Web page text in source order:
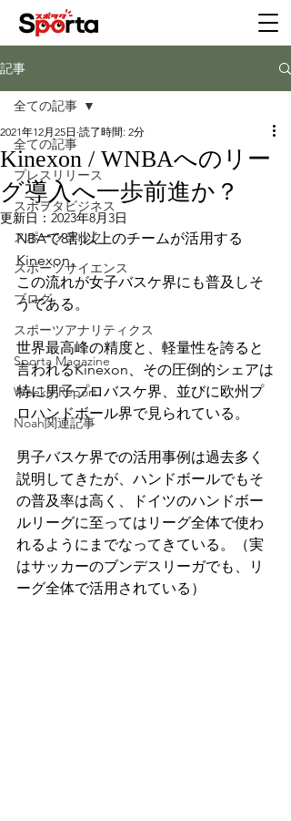
記事
全ての記事
プレスリリース
スポヲタビジネス
スポーツテック
スポーツサイエンス
ブログ
スポーツアナリティクス
Sporta Magazine
Weekly Report
Noah関連記事
全ての記事
Kinexon / WNBAへのリー
グ導入へ一歩前進か？
2021年12月25日 読了時間: 2分
更新日： 2023年8月3日
NBAで8割以上のチームが活用する
Kinexon。
この流れが女子バスケ界にも普及しそ
うである。
世界最高峰の精度と、軽量性を誇ると
言われるKinexon、その圧倒的シェアは
特に男子プロバスケ界、並びに欧州プ
ロハンドボール界で見られている。
男子バスケ界での活用事例は過去多く
説明してきたが、ハンドボールでもそ
の普及率は高く、ドイツのハンドボー
ルリーグに至ってはリーグ全体で使わ
れるようにまでなってきている。（実
はサッカーのブンデスリーガでも、リ
ーグ全体で活用されている）